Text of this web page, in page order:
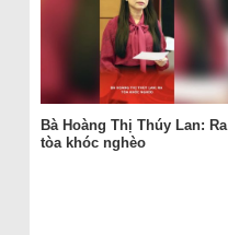
Bà Hoàng Thị Thúy Lan: Ra
tòa khóc nghèo